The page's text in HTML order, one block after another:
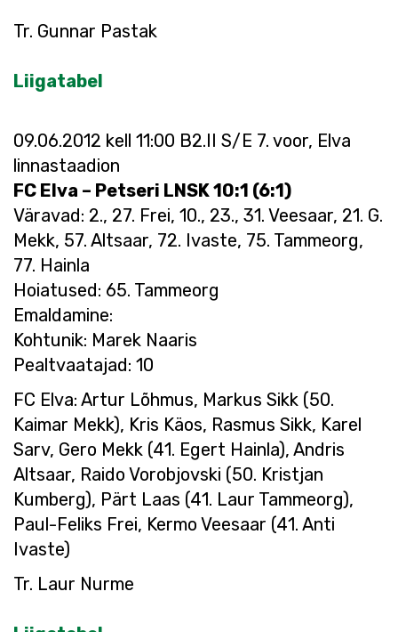
Tr. Gunnar Pastak
Liigatabel
09.06.2012 kell 11:00 B2.II S/E 7. voor, Elva
linnastaadion
FC Elva – Petseri LNSK 10:1 (6:1)
Väravad: 2., 27. Frei, 10., 23., 31. Veesaar, 21. G.
Mekk, 57. Altsaar, 72. Ivaste, 75. Tammeorg,
77. Hainla
Hoiatused: 65. Tammeorg
Emaldamine:
Kohtunik: Marek Naaris
Pealtvaatajad: 10
FC Elva: Artur Lõhmus, Markus Sikk (50.
Kaimar Mekk), Kris Käos, Rasmus Sikk, Karel
Sarv, Gero Mekk (41. Egert Hainla), Andris
Altsaar, Raido Vorobjovski (50. Kristjan
Kumberg), Pärt Laas (41. Laur Tammeorg),
Paul-Feliks Frei, Kermo Veesaar (41. Anti
Ivaste)
Tr. Laur Nurme